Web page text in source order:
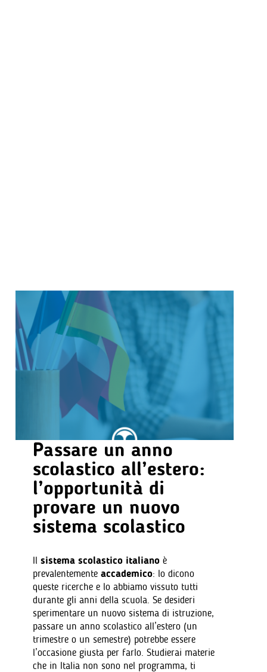
Passare un anno
scolastico all’estero:
l’opportunità di
provare un nuovo
sistema scolastico
Ilsistema scolastico italiano è
prevalentementeaccademico: lo dicono
queste ricerche e lo abbiamo vissuto tutti
durante gli anni della scuola. Se desideri
sperimentare un nuovo sistema di istruzione,
passare un anno scolastico all’estero (un
trimestre o un semestre) potrebbe essere
l’occasione giusta per farlo. Studierai materie
che in Italia non sono nel programma, ti